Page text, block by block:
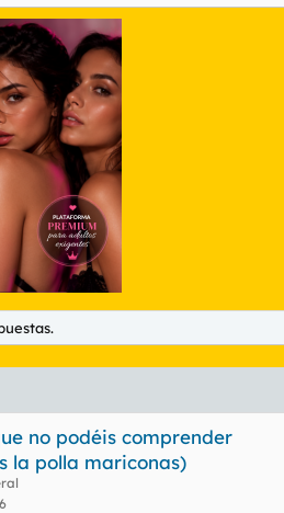
no podéis comprender
la polla mariconas)